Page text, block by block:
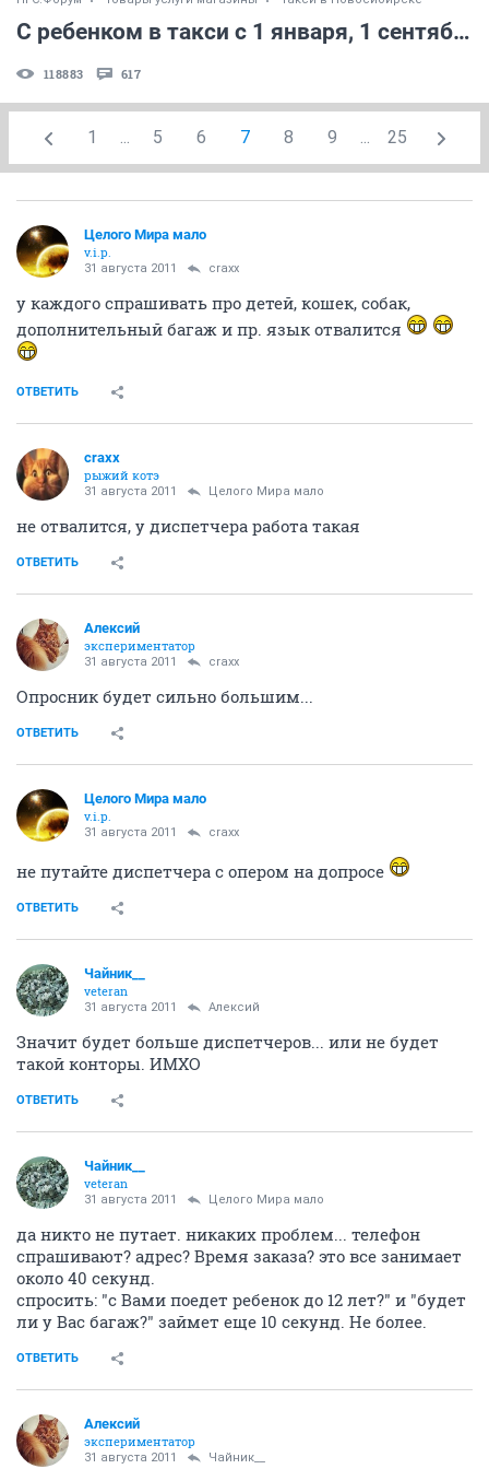
С ребенком в такси с 1 января, 1 сентября и т.д.? (ПДД, дети и такси)
118883 617
1 ... 5 6 7 8 9 ... 25
Целого Мира мало
v.i.p.
31 августа 2011 craxx
у каждого спрашивать про детей, кошек, собак,
дополнительный багаж и пр. язык отвалится
ОТВЕТИТЬ
craxx
рыжий котэ
31 августа 2011 Целого Мира мало
не отвалится, у диспетчера работа такая
ОТВЕТИТЬ
Алексий
экспериментатор
31 августа 2011 craxx
Опросник будет сильно большим...
ОТВЕТИТЬ
Целого Мира мало
v.i.p.
31 августа 2011 craxx
не путайте диспетчера с опером на допросе
ОТВЕТИТЬ
Чайник__
veteran
31 августа 2011 Алексий
Значит будет больше диспетчеров... или не будет
такой конторы. ИМХО
ОТВЕТИТЬ
Чайник__
veteran
31 августа 2011 Целого Мира мало
да никто не путает. никаких проблем... телефон
спрашивают? адрес? Время заказа? это все занимает
около 40 секунд.
спросить: "с Вами поедет ребенок до 12 лет?" и "будет
ли у Вас багаж?" займет еще 10 секунд. Не более.
ОТВЕТИТЬ
Алексий
экспериментатор
31 августа 2011 Чайник__